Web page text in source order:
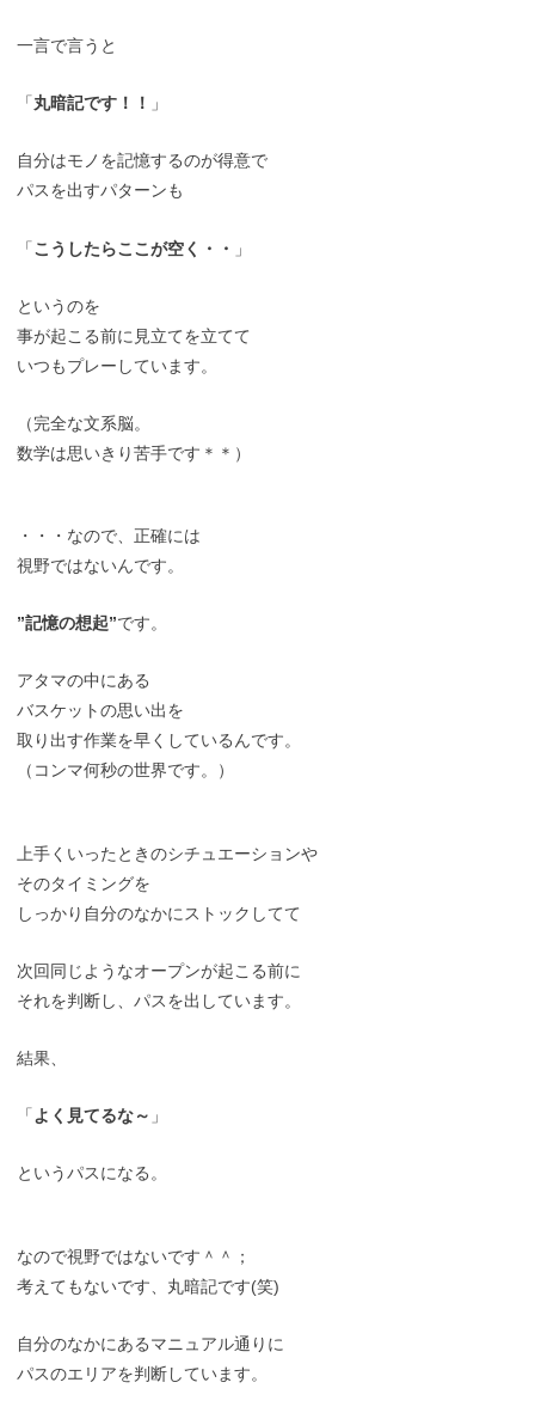
一言で言うと
「丸暗記です！！ 」
自分はモノを記憶するのが得意で
パスを出すパターンも
「こうしたらここが空く・・ 」
というのを
事が起こる前に見立てを立てて
いつもプレーしています。
（完全な文系脳。
数学は思いきり苦手です＊＊）
・・・なので、正確には
視野ではないんです。
”記憶の想起”です。
アタマの中にある
バスケットの思い出を
取り出す作業を早くしているんです。
（コンマ何秒の世界です。）
上手くいったときのシチュエーションや
そのタイミングを
しっかり自分のなかにストックしてて
次回同じようなオープンが起こる前に
それを判断し、パスを出しています。
結果、
「 よく見てるな～ 」
というパスになる。
なので視野ではないです＾＾；
考えてもないです、丸暗記です(笑)
自分のなかにあるマニュアル通りに
パスのエリアを判断しています。